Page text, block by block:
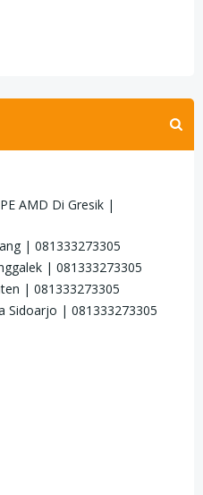
AMD Di Gresik |
| 081333273305
| 081333273305
| 081333273305
Sidoarjo | 081333273305